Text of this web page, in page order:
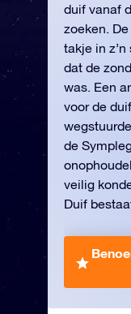
duif vanaf
zoeken.
takje in
dat de
was. Een
voor de
de
veilig
Duif